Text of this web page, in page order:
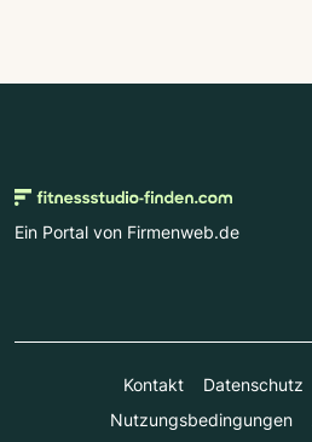
Ein Portal von Firmenweb.de
Kontakt Datenschutz
Nutzungsbedingungen